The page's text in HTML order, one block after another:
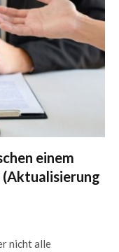
einem
nicht alle